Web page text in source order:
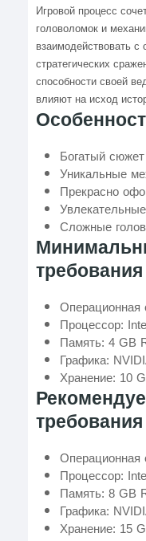
Игровой процесс
головоломок и
взаимодействовать
стратегических
способности своей
влияют на исход
Богатый
Уникальные
Прекрасно
Сложные
требования
Операционная
Процессор:
Память: 4 GB
Графика:
Хранение: 10
требования
Операционная
Процессор:
Память: 8 GB
Графика:
Хранение: 15